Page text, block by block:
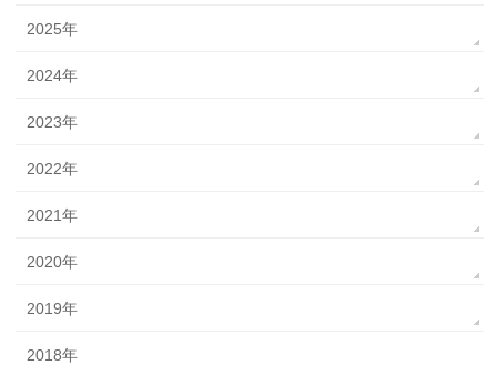
2025年
2024年
2023年
2022年
2021年
2020年
2019年
2018年